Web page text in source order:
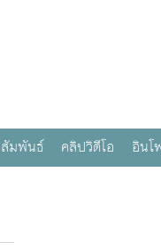
มพันธ์ คลิปวิดีโอ อินโ